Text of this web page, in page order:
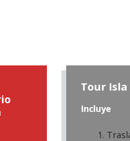
Tour
Incluye